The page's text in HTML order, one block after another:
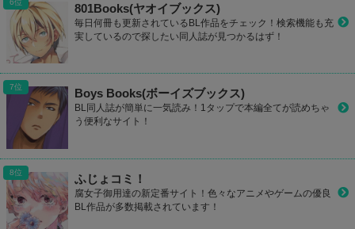
801Books(ヤオイブックス)
毎日何冊も更新されているBL作品をチェック！検索機能も充
実しているので探したい同人誌が見つかるはず！
Boys Books(ボーイズブックス)
BL同人誌が簡単に一気読み！1タップで本編全てが読めちゃ
う便利なサイト！
ふじょコミ！
腐女子御用達の新定番サイト！色々なアニメやゲームの優良
BL作品が多数掲載されています！